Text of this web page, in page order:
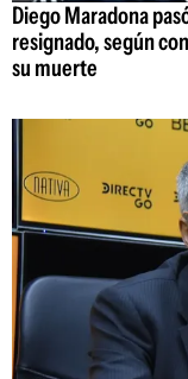
Diego Maradona
resignado, según
su muerte